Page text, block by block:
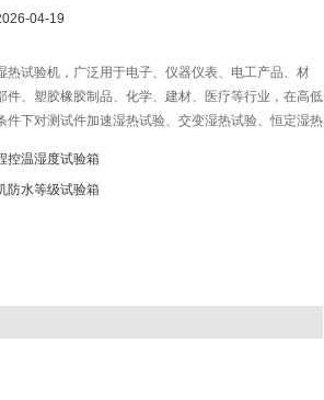
04-19
热试验机，广泛用于电子、仪器仪表、电工产品、材
件、塑胶橡胶制品、化学、建材、医疗等行业，在高低
件下对测试件加速湿热试验、交变湿热试验、恒定湿热
作出分析及评价。
控温湿度试验箱
防水等级试验箱